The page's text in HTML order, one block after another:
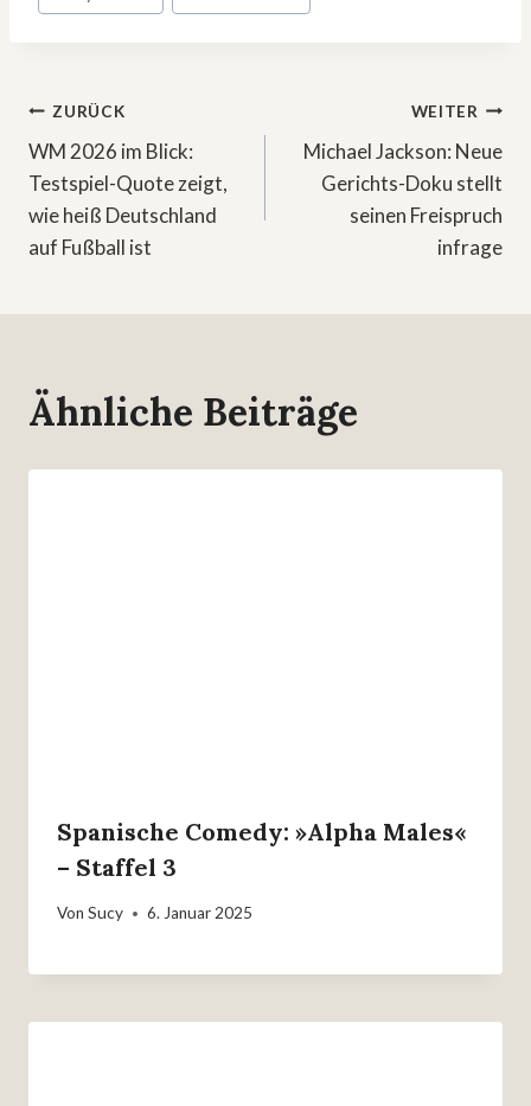
Beitragsnavigation
ZURÜCK
WM 2026 im Blick:
Testspiel-Quote zeigt,
wie heiß Deutschland
auf Fußball ist
WEITER
Michael Jackson: Neue
Gerichts-Doku stellt
seinen Freispruch
infrage
Ähnliche Beiträge
Spanische Comedy: »Alpha Males«
– Staffel 3
Von Sucy 6. Januar 2025